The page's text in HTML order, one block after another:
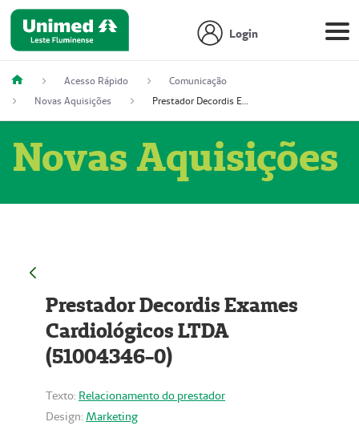
Login
Acesso Rápido
Comunicação
Novas Aquisições
Prestador Decordis Exames Cardiológicos LTDA (51004346-0)
Novas Aquisições
Prestador Decordis Exames
Cardiológicos LTDA
(51004346-0)
Texto: Relacionamento do prestador
Design: Marketing